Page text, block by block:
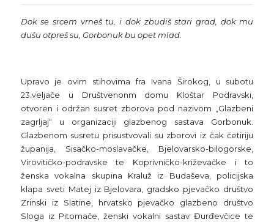
Dok se srcem vrneš tu, i dok zbudiš stari grad, dok mu
dušu otpreš su, Gorbonuk bu opet mlad.
Upravo je ovim stihovima fra Ivana Širokog, u subotu
23.veljače u Društvenonm domu Kloštar Podravski,
otvoren i održan susret zborova pod nazivom „Glazbeni
zagrljaj“ u organizaciji glazbenog sastava Gorbonuk.
Glazbenom susretu prisustvovali su zborovi iz čak četiriju
županija, Sisačko-moslavačke, Bjelovarsko-bilogorske,
Virovitičko-podravske te Koprivničko-križevačke i to
ženska vokalna skupina Kraluž iz Budaševa, policijska
klapa sveti Matej iz Bjelovara, gradsko pjevačko društvo
Zrinski iz Slatine, hrvatsko pjevačko glazbeno društvo
Sloga iz Pitomače, ženski vokalni sastav Đurđevčice te